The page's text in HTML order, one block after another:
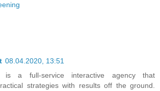
08.04.2020, 13:51
is a full-service interactive agency that
strategies with results off the ground.